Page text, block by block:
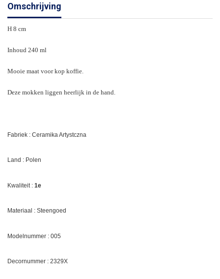
Omschrijving
H 8 cm
Inhoud 240 ml
Mooie maat voor kop koffie.
Deze mokken liggen heerlijk in de hand.
Fabriek : Ceramika Artystczna
Land : Polen
Kwaliteit : 1e
Materiaal : Steengoed
Modelnummer : 005
Decornummer : 2329X